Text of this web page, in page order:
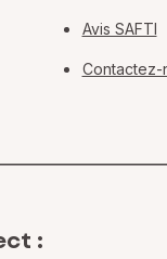
Avis SAFTI
Contactez-
: